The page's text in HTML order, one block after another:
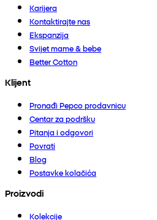
Karijera
Kontaktirajte nas
Ekspanzija
Svijet mame & bebe
Better Cotton
Klijent
Pronađi Pepco prodavnicu
Centar za podršku
Pitanja i odgovori
Povrati
Blog
Postavke kolačića
Proizvodi
Kolekcije